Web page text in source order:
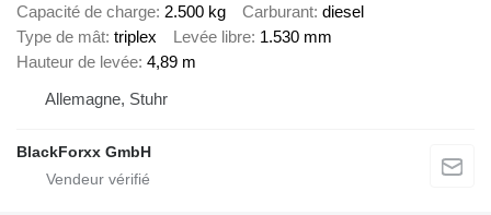
Capacité de charge 2.500 kg Carburant diesel
Type de mât triplex Levée libre 1.530 mm
Hauteur de levée 4,89 m
Allemagne, Stuhr
BlackForxx GmbH